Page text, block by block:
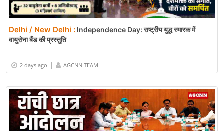
Delhi / New Delhi : Independence Day: राष्ट्रीय युद्ध स्मारक में
वायुसेना बैंड की प्रस्तुति
2 days ago | AGCNN TEAM